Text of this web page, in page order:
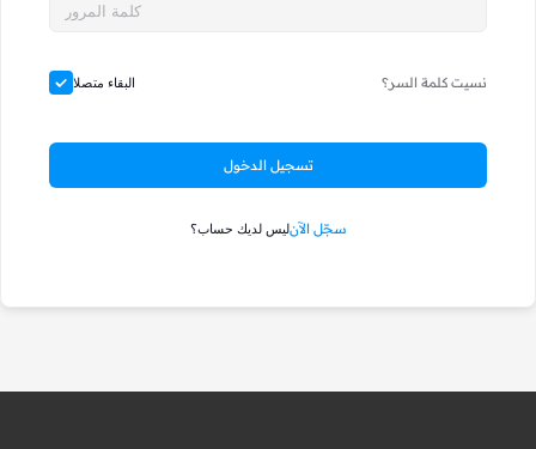
البقاء متصلا نسيت كلمة السر؟
تسجيل الدخول
ليس لديك حساب؟سجّل الآن